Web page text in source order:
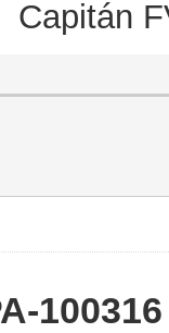
Capitán
100316